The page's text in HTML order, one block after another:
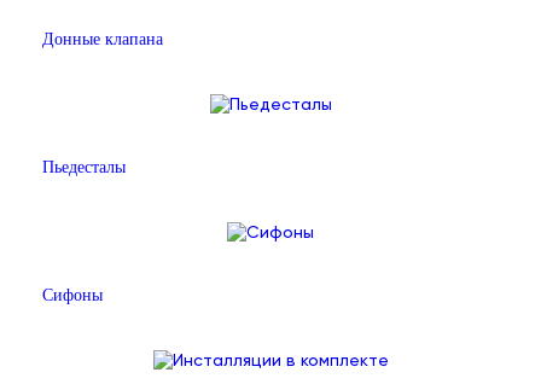
Донные клапана
Пьедесталы
Сифоны